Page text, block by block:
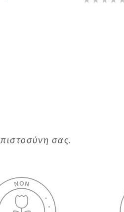
σας.